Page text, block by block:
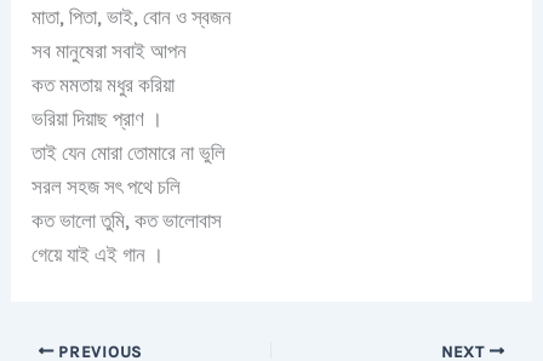
মাতা, পিতা, ভাই, বোন ও স্বজন
সব মানুষেরা সবাই আপন
কত মমতায় মধুর করিয়া
ভরিয়া দিয়াছ প্রাণ ।
তাই যেন মোরা তোমারে না ভুলি
সরল সহজ সৎ পথে চলি
কত ভালো তুমি, কত ভালোবাস
গেয়ে যাই এই গান ।
PREVIOUS NEXT